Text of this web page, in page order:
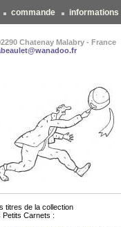
commande informations
Chatenay Malabry - France
titres de la collection
Petits Carnets :